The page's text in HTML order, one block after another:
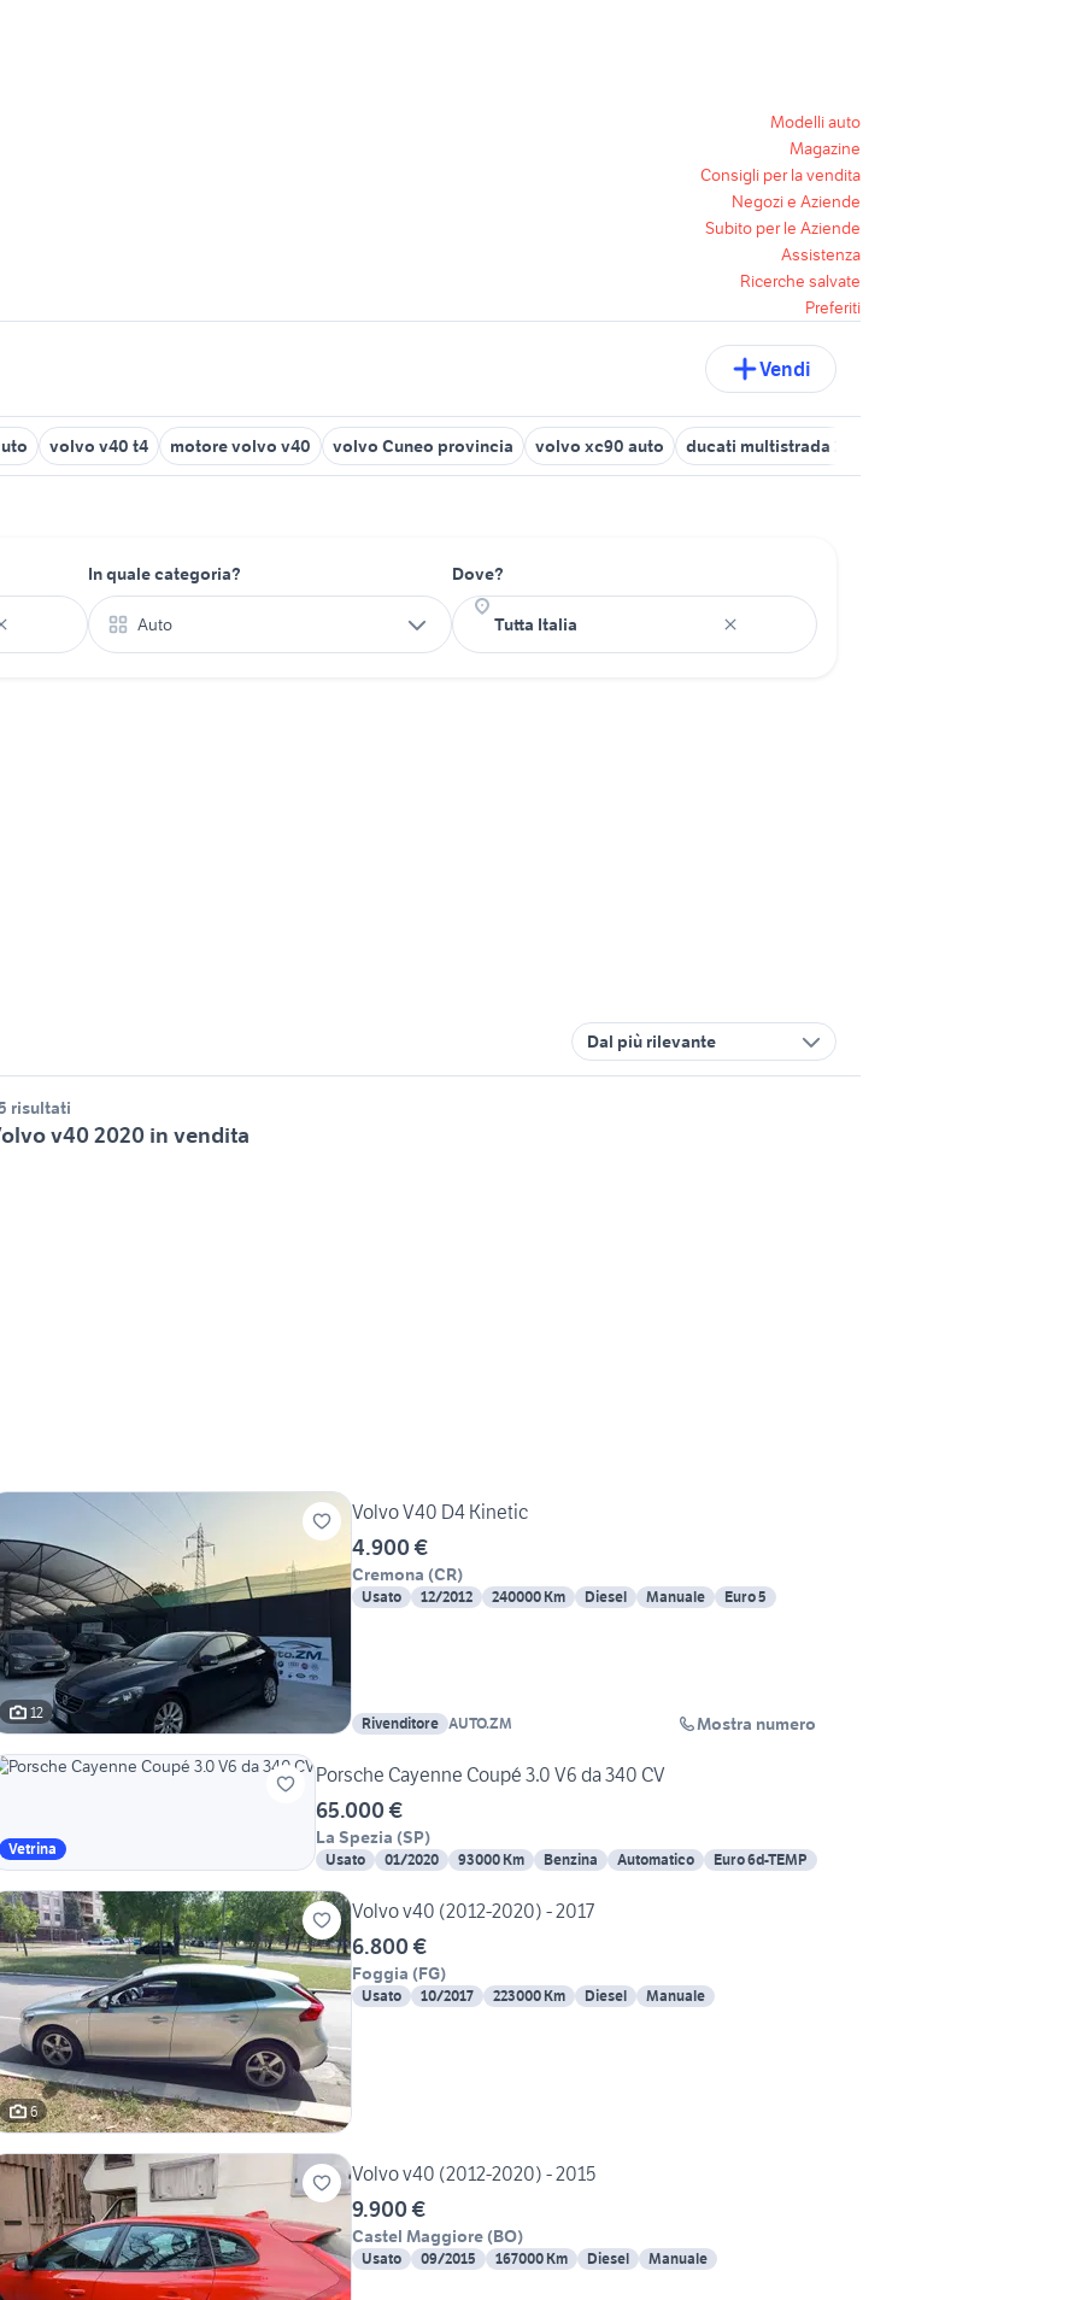
Modelli auto
Magazine
Consigli per la vendita
Negozi e Aziende
Subito per le Aziende
Assistenza
Ricerche salvate
Preferiti
Vendi
volvo v40 t4 motore volvo v40 volvo Cuneo provincia volvo xc90 auto ducati multistrada 2020
In quale categoria?
Auto
Dove?
Dal più rilevante
risultati
v40 2020 in vendita
12
Volvo V40 D4 Kinetic
4.900 €
Cremona (CR)
Usato 12/2012 240000 Km Diesel Manuale Euro 5
Rivenditore AUTO.ZM Mostra numero
Vetrina
Porsche Cayenne Coupé 3.0 V6 da 340 CV
65.000 €
La Spezia (SP)
Usato 01/2020 93000 Km Benzina Automatico Euro 6d-TEMP
6
Volvo v40 (2012-2020) - 2017
6.800 €
Foggia (FG)
Usato 10/2017 223000 Km Diesel Manuale
Volvo v40 (2012-2020) - 2015
9.900 €
Castel Maggiore (BO)
Usato 09/2015 167000 Km Diesel Manuale